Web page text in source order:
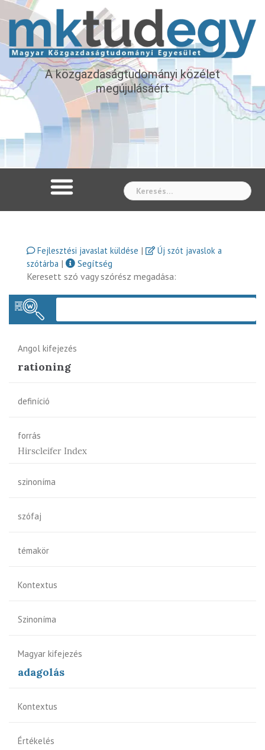
A közgazdaságtudományi közélet
megújulásáért
Fejlesztési javaslat küldése |
Új szót javaslok a
szótárba |
Segítség
Keresett szó vagy szórész megadása:
Angol kifejezés
rationing
definíció
forrás
Hirscleifer Index
szinoníma
szófaj
témakör
Kontextus
Szinoníma
Magyar kifejezés
adagolás
Kontextus
Értékelés